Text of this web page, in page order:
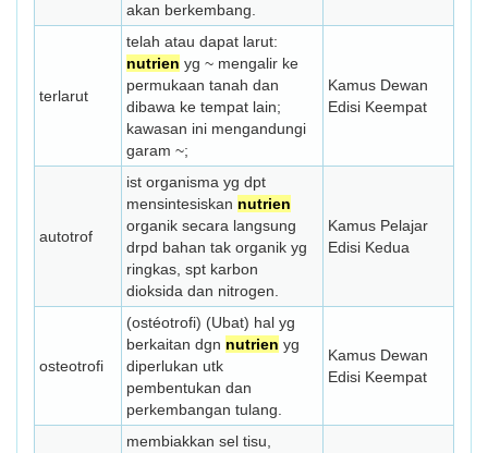
akan berkembang.
terlarut
telah atau dapat larut:
nutrien yg ~ mengalir ke
permukaan tanah dan
dibawa ke tempat lain;
kawasan ini mengandungi
garam ~;
Kamus Dewan
Edisi Keempat
autotrof
ist organisma yg dpt
mensintesiskan nutrien
organik secara langsung
drpd bahan tak organik yg
ringkas, spt karbon
dioksida dan nitrogen.
Kamus Pelajar
Edisi Kedua
osteotrofi
(ostéotrofi) (Ubat) hal yg
berkaitan dgn nutrien yg
diperlukan utk
pembentukan dan
perkembangan tulang.
Kamus Dewan
Edisi Keempat
membiakkan sel tisu,